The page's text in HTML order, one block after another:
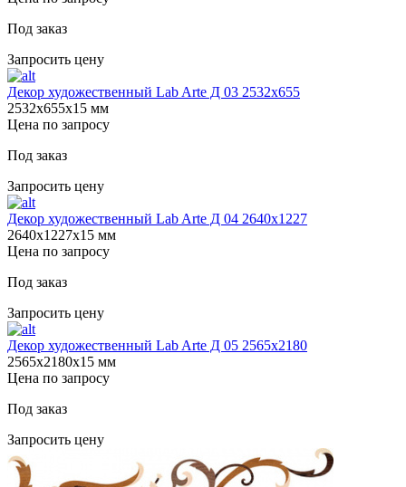
Под заказ
Запросить цену
Декор художественный Lab Arte Д 03 2532x655
2532х655х15 мм
Цена по запросу
Под заказ
Запросить цену
Декор художественный Lab Arte Д 04 2640х1227
2640х1227х15 мм
Цена по запросу
Под заказ
Запросить цену
Декор художественный Lab Arte Д 05 2565х2180
2565х2180х15 мм
Цена по запросу
Под заказ
Запросить цену